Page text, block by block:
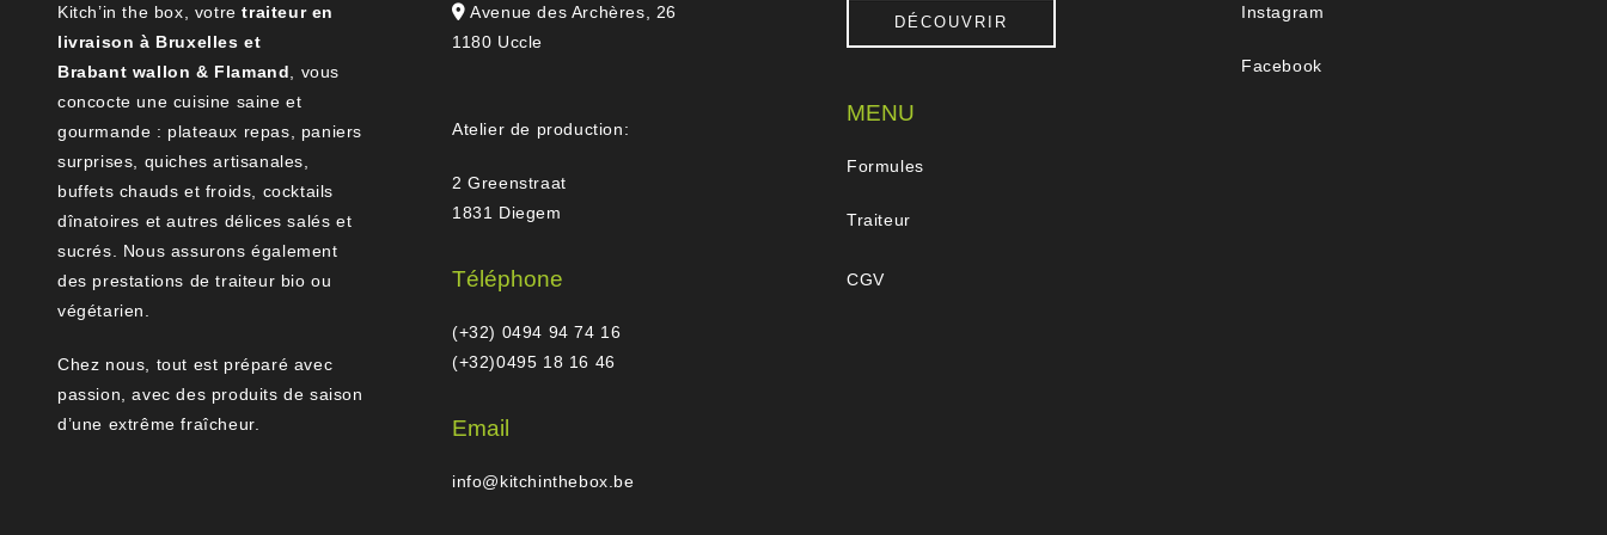
Kitch’in the box, votretraiteur en
livraison à Bruxelles et
Brabant wallon & Flamand , vous
concocte une cuisine saine et
gourmande : plateaux repas, paniers
surprises, quiches artisanales,
buffets chauds et froids, cocktails
dînatoires et autres délices salés et
sucrés. Nous assurons également
des prestations de traiteur bio ou
végétarien.
Chez nous, tout est préparé avec
passion, avec des produits de saison
d’une extrême fraîcheur.
Avenue des Archères, 26
1180 Uccle
Atelier de production:
2 Greenstraat
1831 Diegem
Téléphone
(+32) 0494 94 74 16
(+32)0495 18 16 46
Email
info@kitchinthebox.be
DÉCOUVRIR
MENU
Formules
Traiteur
CGV
Instagram
Facebook